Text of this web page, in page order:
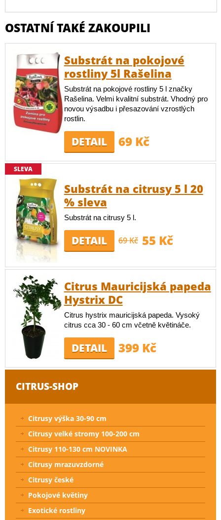
OSTATNÍ TAKÉ ZAKOUPILI
Substrát na pokojové
rostliny 5l Rašelina
Substrát na pokojové rostliny 5 l značky
Rašelina. Velmi kvalitní substrát. Vhodný pro
novou výsadbu i přesazování vzrostlých
rostlin.
DETAIL 69 Kč
SLEVA
Substrát na citrusy 5 l 20
% sleva
Substrát na citrusy 5 l.
DETAIL 69 Kč 55 Kč
Citrus Mauricijská papeda
Hystrix DC
Citrus hystrix mauricijská papeda. Vysoký
citrus cca 30 - 60 cm včetně květináče.
DETAIL 399 Kč
CITRUS-SHOP
Citrusy výška 30-90 cm
Citrusy velké stromy 100-200 cm
Citrusy 110-130 cm NOVINKA
Citrusy mrazuvzdorné
Citrusy české
Pokojové květiny
Exotické rostliny